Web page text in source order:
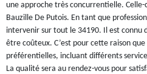
une approche très concurrentielle.
Bauzille De Putois. En tant que
intervenir sur tout le 34190. Il est connu
être coûteux. C’est pour cette raison
préférentielles, incluant différents
La qualité sera au rendez-vous pour